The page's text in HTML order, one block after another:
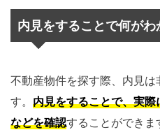
内見をすることで何がわ
不動産物件を探す際、内見
す。 内見をすることで、実
などを確認することができま